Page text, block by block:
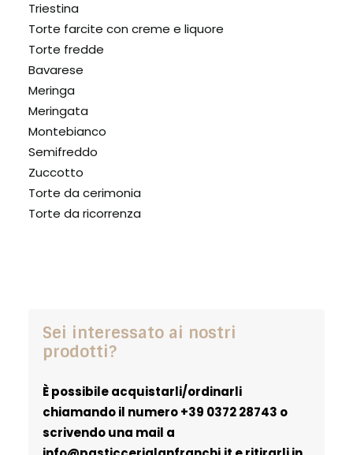
Triestina
Torte farcite con creme e liquore
Torte fredde
Bavarese
Meringa
Meringata
Montebianco
Semifreddo
Zuccotto
Torte da cerimonia
Torte da ricorrenza
Sei interessato ai nostri
prodotti?
È possibile acquistarli/ordinarli
chiamando il numero+39 0372 28743 o
scrivendo una mail a